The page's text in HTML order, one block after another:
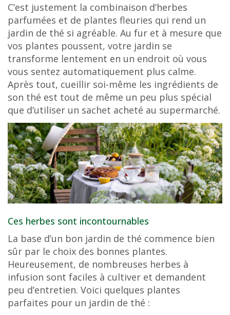
C’est justement la combinaison d’herbes
parfumées et de plantes fleuries qui rend un
jardin de thé si agréable. Au fur et à mesure que
vos plantes poussent, votre jardin se
transforme lentement en un endroit où vous
vous sentez automatiquement plus calme.
Après tout, cueillir soi-même les ingrédients de
son thé est tout de même un peu plus spécial
que d’utiliser un sachet acheté au supermarché.
Ces herbes sont incontournables
La base d’un bon jardin de thé commence bien
sûr par le choix des bonnes plantes.
Heureusement, de nombreuses herbes à
infusion sont faciles à cultiver et demandent
peu d’entretien. Voici quelques plantes
parfaites pour un jardin de thé :